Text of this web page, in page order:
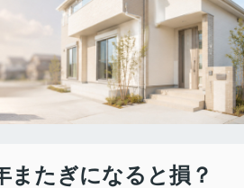
またぎになると損？